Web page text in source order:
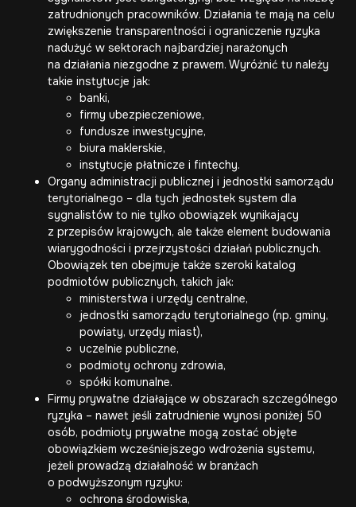
zatrudnionych pracowników. Działania te mają na celu
zwiększenie transparentności i ograniczenie ryzyka
nadużyć w sektorach najbardziej narażonych
na działania niezgodne z prawem. Wyróżnić tu należy
takie instytucje jak:
banki,
firmy ubezpieczeniowe,
fundusze inwestycyjne,
biura maklerskie,
instytucje płatnicze i fintechy.
Organy administracji publicznej i jednostki samorządu
terytorialnego – dla tych jednostek system dla
sygnalistów to nie tylko obowiązek wynikający
z przepisów krajowych, ale także element budowania
wiarygodności i przejrzystości działań publicznych.
Obowiązek ten obejmuje także szeroki katalog
podmiotów publicznych, takich jak:
ministerstwa i urzędy centralne,
jednostki samorządu terytorialnego (np. gminy,
powiaty, urzędy miast),
uczelnie publiczne,
podmioty ochrony zdrowia,
spółki komunalne.
Firmy prywatne działające w obszarach szczególnego
ryzyka – nawet jeśli zatrudnienie wynosi poniżej 50
osób, podmioty prywatne mogą zostać objęte
obowiązkiem wcześniejszego wdrożenia systemu,
jeżeli prowadzą działalność w branżach
o podwyższonym ryzyku:
ochrona środowiska,